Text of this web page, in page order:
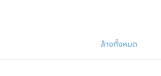
ล้างทั้งหมด